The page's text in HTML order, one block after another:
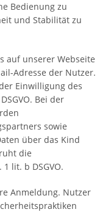
Bedienung zu
und Stabilität zu
auf unserer Webseite
Adresse der Nutzer.
Einwilligung des
Bei der
sowie
über das Kind
die
lit. b DSGVO.
Anmeldung. Nutzer